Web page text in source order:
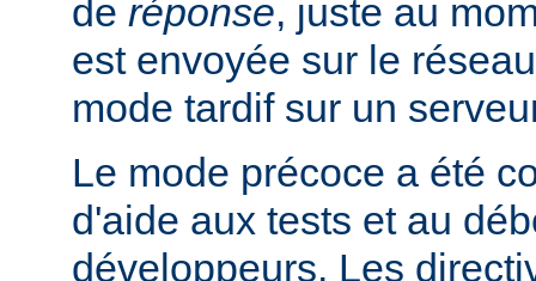
de réponse, juste au
est envoyée sur le
mode tardif sur un
Le mode précoce a été
d'aide aux tests et au
développeurs. Les